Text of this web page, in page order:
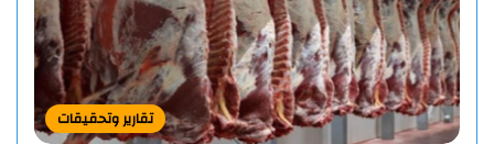
تقارير وتحقيقات